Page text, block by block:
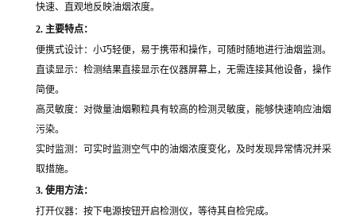
快速、直观地反映油烟浓度。
2. 主要特点：
便携式设计：小巧轻便，易于携带和操作，可随时随地进行油烟监测。
直读显示：检测结果直接显示在仪器屏幕上，无需连接其他设备，操作
简便。
高灵敏度：对微量油烟颗粒具有较高的检测灵敏度，能够快速响应油烟
污染。
实时监测：可实时监测空气中的油烟浓度变化，及时发现异常情况并采
取措施。
3. 使用方法：
打开仪器：按下电源按钮开启检测仪，等待其自检完成。